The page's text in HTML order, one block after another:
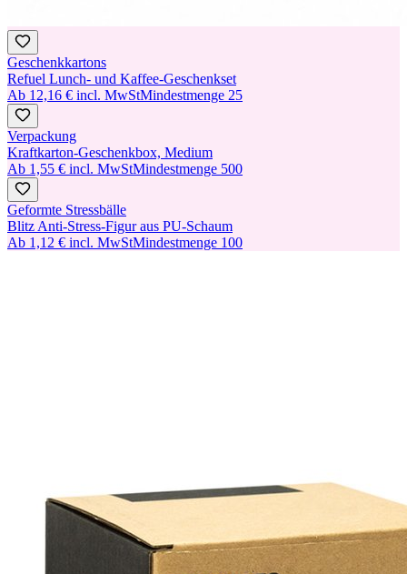
Geschenkkartons
Refuel Lunch- und Kaffee-Geschenkset
Ab 12,16 € incl. MwStMindestmenge 25
Verpackung
Kraftkarton-Geschenkbox, Medium
Ab 1,55 € incl. MwStMindestmenge 500
Geformte Stressbälle
Blitz Anti-Stress-Figur aus PU-Schaum
Ab 1,12 € incl. MwStMindestmenge 100